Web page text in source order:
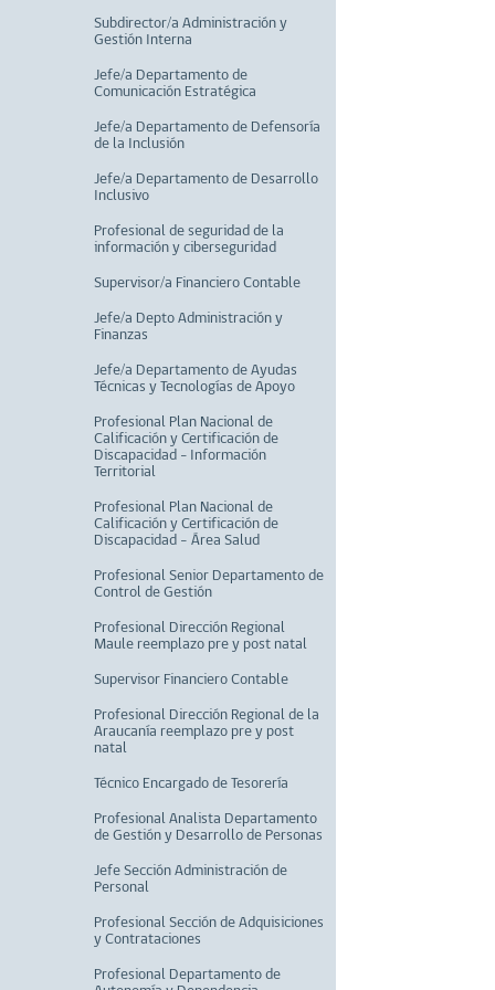
Subdirector/a Administración y
Gestión Interna
Jefe/a Departamento de
Comunicación Estratégica
Jefe/a Departamento de Defensoría
de la Inclusión
Jefe/a Departamento de Desarrollo
Inclusivo
Profesional de seguridad de la
información y ciberseguridad
Supervisor/a Financiero Contable
Jefe/a Depto Administración y
Finanzas
Jefe/a Departamento de Ayudas
Técnicas y Tecnologías de Apoyo
Profesional Plan Nacional de
Calificación y Certificación de
Discapacidad - Información
Territorial
Profesional Plan Nacional de
Calificación y Certificación de
Discapacidad – Área Salud
Profesional Senior Departamento de
Control de Gestión
Profesional Dirección Regional
Maule reemplazo pre y post natal
Supervisor Financiero Contable
Profesional Dirección Regional de la
Araucanía reemplazo pre y post
natal
Técnico Encargado de Tesorería
Profesional Analista Departamento
de Gestión y Desarrollo de Personas
Jefe Sección Administración de
Personal
Profesional Sección de Adquisiciones
y Contrataciones
Profesional Departamento de